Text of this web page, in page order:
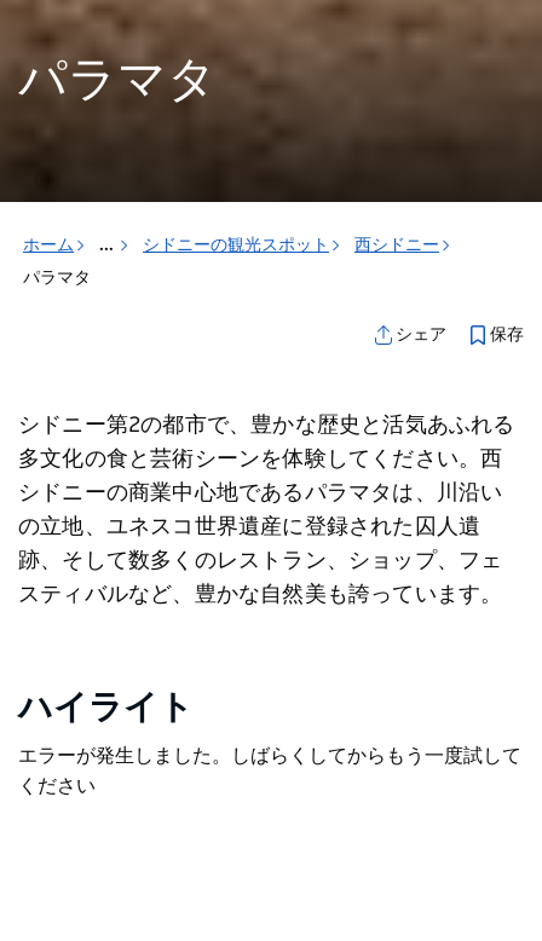
パラマタ
ホーム ... シドニーの観光スポット
西シドニー
パラマタ
シェア 保存
シドニー第2の都市で、豊かな歴史と活気あふれる
多文化の食と芸術シーンを体験してください。西
シドニーの商業中心地であるパラマタは、川沿い
の立地、ユネスコ世界遺産に登録された囚人遺
跡、そして数多くのレストラン、ショップ、フェ
スティバルなど、豊かな自然美も誇っています。
ハイライト
エラーが発生しました。しばらくしてからもう一度試して
ください